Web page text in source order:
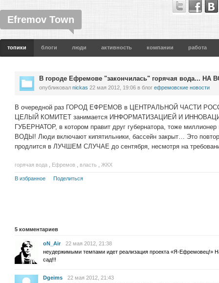
Efremov Town
топики блоги люди активность компании работа
В городе Ефремове "закончилась" горячая вода... НА
опубликовал nickas 22 мая 2012, 19:06 в блог ефремовские новости
В очередной раз ГОРОД ЕФРЕМОВ в ЦЕНТРАЛЬНОЙ ЧАСТИ
ЦЕЛЫЙ КОМИТЕТ занимается ИНФОРМАТИЗАЦИЕЙ И
ГУБЕРНАТОР, в котором правит друг губернатора, тоже
ВОДЫ! Люди включают кипятильники, бассейн закрыт… Это
продлится в ЛУЧШЕМ СЛУЧАЕ до сентября, несмотря на
горячая вода Ефремов власть ЖКХ
В избранное Поделиться
5 комментариев
oN_Air
22 мая 2012, 21:38
неудержимыми темпами идет реализация проекта «Я-Ефремовец!»
сад!!!
Dgeims
22 мая 2012, 21:43